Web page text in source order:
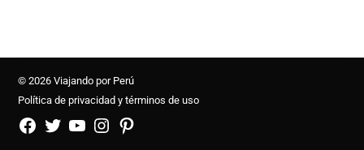
© 2026 Viajando por Perú
Política de privacidad y términos de uso
FB
TW YouTubeInstagramPinterest